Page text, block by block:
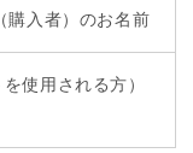
購入者）のお名前
使用される方）